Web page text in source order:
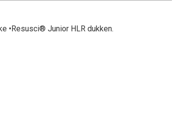
•Resusci® Junior HLR dukken.